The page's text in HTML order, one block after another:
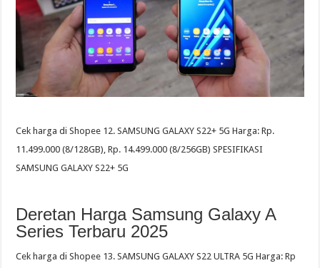
Cek harga di Shopee 12. SAMSUNG GALAXY S22+ 5G Harga: Rp.
11.499.000 (8/128GB), Rp. 14.499.000 (8/256GB) SPESIFIKASI
SAMSUNG GALAXY S22+ 5G
Deretan Harga Samsung Galaxy A
Series Terbaru 2025
Cek harga di Shopee 13. SAMSUNG GALAXY S22 ULTRA 5G Harga: Rp